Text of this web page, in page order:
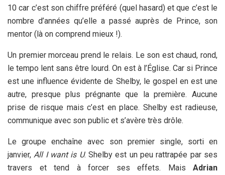
10 car c’est son chiffre préféré (quel hasard) et que c’est le
nombre d’années qu’elle a passé auprès de Prince, son
mentor (là on comprend mieux !).
Un premier morceau prend le relais. Le son est chaud, rond,
le tempo lent sans être lourd. On est à l’Église. Car si Prince
est une influence évidente de Shelby, le gospel en est une
autre, presque plus prégnante que la première. Aucune
prise de risque mais c’est en place. Shelby est radieuse,
communique avec son public et s’avère très drôle.
Le groupe enchaîne avec son premier single, sorti en
janvier, All I want is U. Shelby est un peu rattrapée par ses
travers et tend à forcer ses effets. Mais Adrian